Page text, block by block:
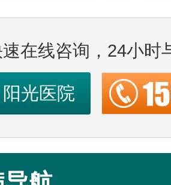
在线咨询，24小时
阳光医院